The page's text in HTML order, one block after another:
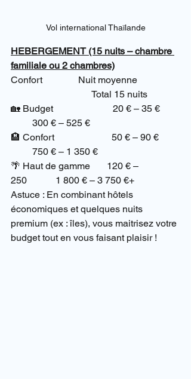
Vol international Thaïlande
HEBERGEMENT (15 nuits – chambre
familiale ou 2 chambres)
Confort               Nuit moyenne
Total 15 nuits
🏡 Budget                         20 € – 35 €
300 € – 525 €
🏨 Confort                        50 € – 90 €
750 € – 1 350 €
🌴 Haut de gamme       120 € –
250            1 800 € – 3 750 €+
Astuce : En combinant hôtels
économiques et quelques nuits
premium (ex : îles), vous maitrisez votre
budget tout en vous faisant plaisir !